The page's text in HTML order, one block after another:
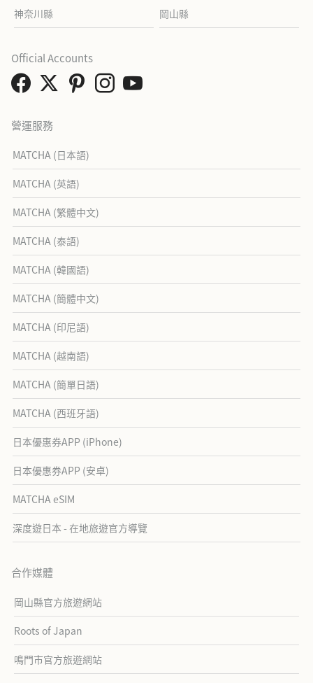
神奈川縣 岡山縣
營運服務
MATCHA (日本語)
MATCHA (英語)
MATCHA (繁體中文)
MATCHA (泰語)
MATCHA (韓國語)
MATCHA (簡體中文)
MATCHA (印尼語)
MATCHA (越南語)
MATCHA (簡單日語)
MATCHA (西班牙語)
日本優惠券APP (iPhone)
日本優惠券APP (安卓)
MATCHA eSIM
深度遊日本 - 在地旅遊官方導覽
合作媒體
岡山縣官方旅遊網站
Roots of Japan
鳴門市官方旅遊網站
Official Accounts